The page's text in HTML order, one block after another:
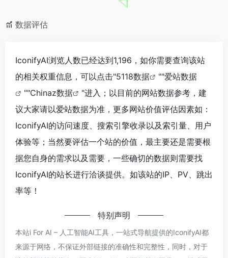
数据评估
IconifyAI浏览人数已经达到1,196，如你需要查询该站
的相关权重信息，可以点击"5118数据 ""爱站数据
""Chinaz数据
"进入；以目前的网站数据参考，建
议大家请以爱站数据为准，更多网站价值评估因素如：
IconifyAI的访问速度、搜索引擎收录以及索引量、用户
体验等；当然要评估一个站的价值，最主要还是需要根
据您自身的需求以及需要，一些确切的数据则需要找
IconifyAI的站长进行洽谈提供。如该站的IP、PV、跳出
率等！
特别声明
本站i For AI – 人工智能AI工具，一站式导航提供的IconifyAI都
来源于网络，不保证外部链接的准确性和完整性，同时，对于